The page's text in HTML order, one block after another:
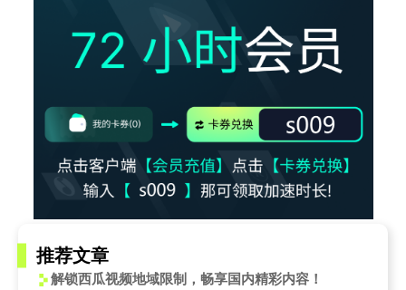
推荐文章
解锁西瓜视频地域限制，畅享国内精彩内容！